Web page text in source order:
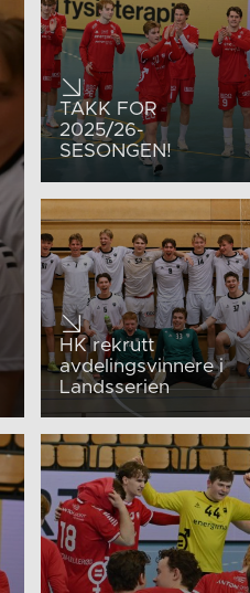
TAKK FOR
2025/26-
SESONGEN!
HK rekrutt
avdelingsvinnere i
Landsserien